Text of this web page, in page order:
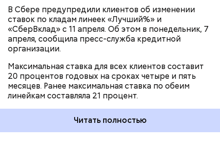
В Сбере предупредили клиентов об изменении
ставок по кладам линеек «Лучший%» и
«СберВклад» с 11 апреля. Об этом в понедельник, 7
апреля, сообщила пресс-служба кредитной
организации.
Максимальная ставка для всех клиентов составит
20 процентов годовых на сроках четыре и пять
месяцев. Ранее максимальная ставка по обеим
линейкам составляла 21 процент.
Читать полностью
Прошлая подобная акцияпрошла в октябре2024